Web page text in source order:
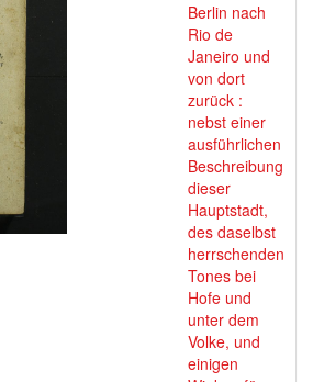
Berlin nach
Rio de
Janeiro und
von dort
zurück :
nebst einer
ausführlichen
Beschreibung
dieser
Hauptstadt,
des daselbst
herrschenden
Tones bei
Hofe und
unter dem
Volke, und
einigen